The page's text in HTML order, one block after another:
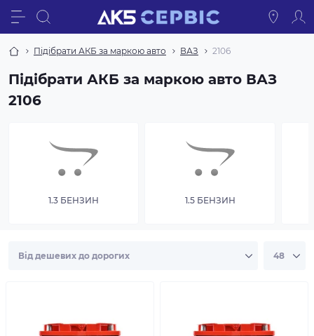
Підібрати АКБ за маркою авто ВАЗ 2106
Підібрати АКБ за маркою авто ВАЗ
2106
1.3 БЕНЗИН 1.5 БЕНЗИН